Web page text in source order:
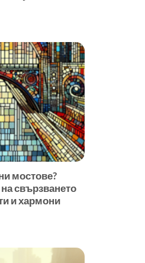
мостове?
свързването
и хармони